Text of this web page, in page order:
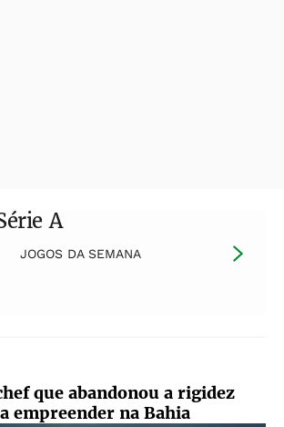
A
JOGOS DA SEMANA
que abandonou a rigidez
empreender na Bahia